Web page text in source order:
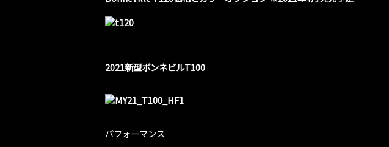
2021新型ボンネビルT100
パフォーマンス